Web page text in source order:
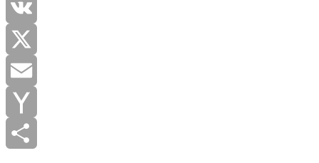
Reddit
VK
X
Email
Yahoo